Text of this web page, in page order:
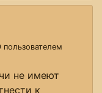
не имеют
к